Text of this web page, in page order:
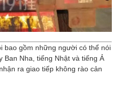
bao gồm những người có thể nói
Ban Nha, tiếng Nhật và tiếng Ả
ra giao tiếp không rào cản